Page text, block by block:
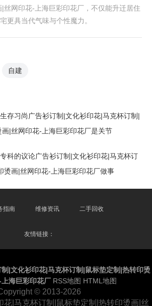
丝网印花-上海巨彩印花厂，不仅能升迁居住
更具当代气味与个性魔力。
自建
存习尚广告衫订制|文化衫印花|马克杯订制|
|丝网印花-上海巨彩印花厂是关节
科的议论广告衫订制|文化衫印花|马克杯订
烫画|丝网印花-上海巨彩印花厂做事
指南 维修资讯 二手回收
友情链接：
制|文化衫印花|马克杯订制|鼠标垫定制|热转印烫
海巨彩印花厂 RSS地图 HTML地图
© 2013-2026
花|马克杯订制|鼠标垫定制|热转印烫画|丝